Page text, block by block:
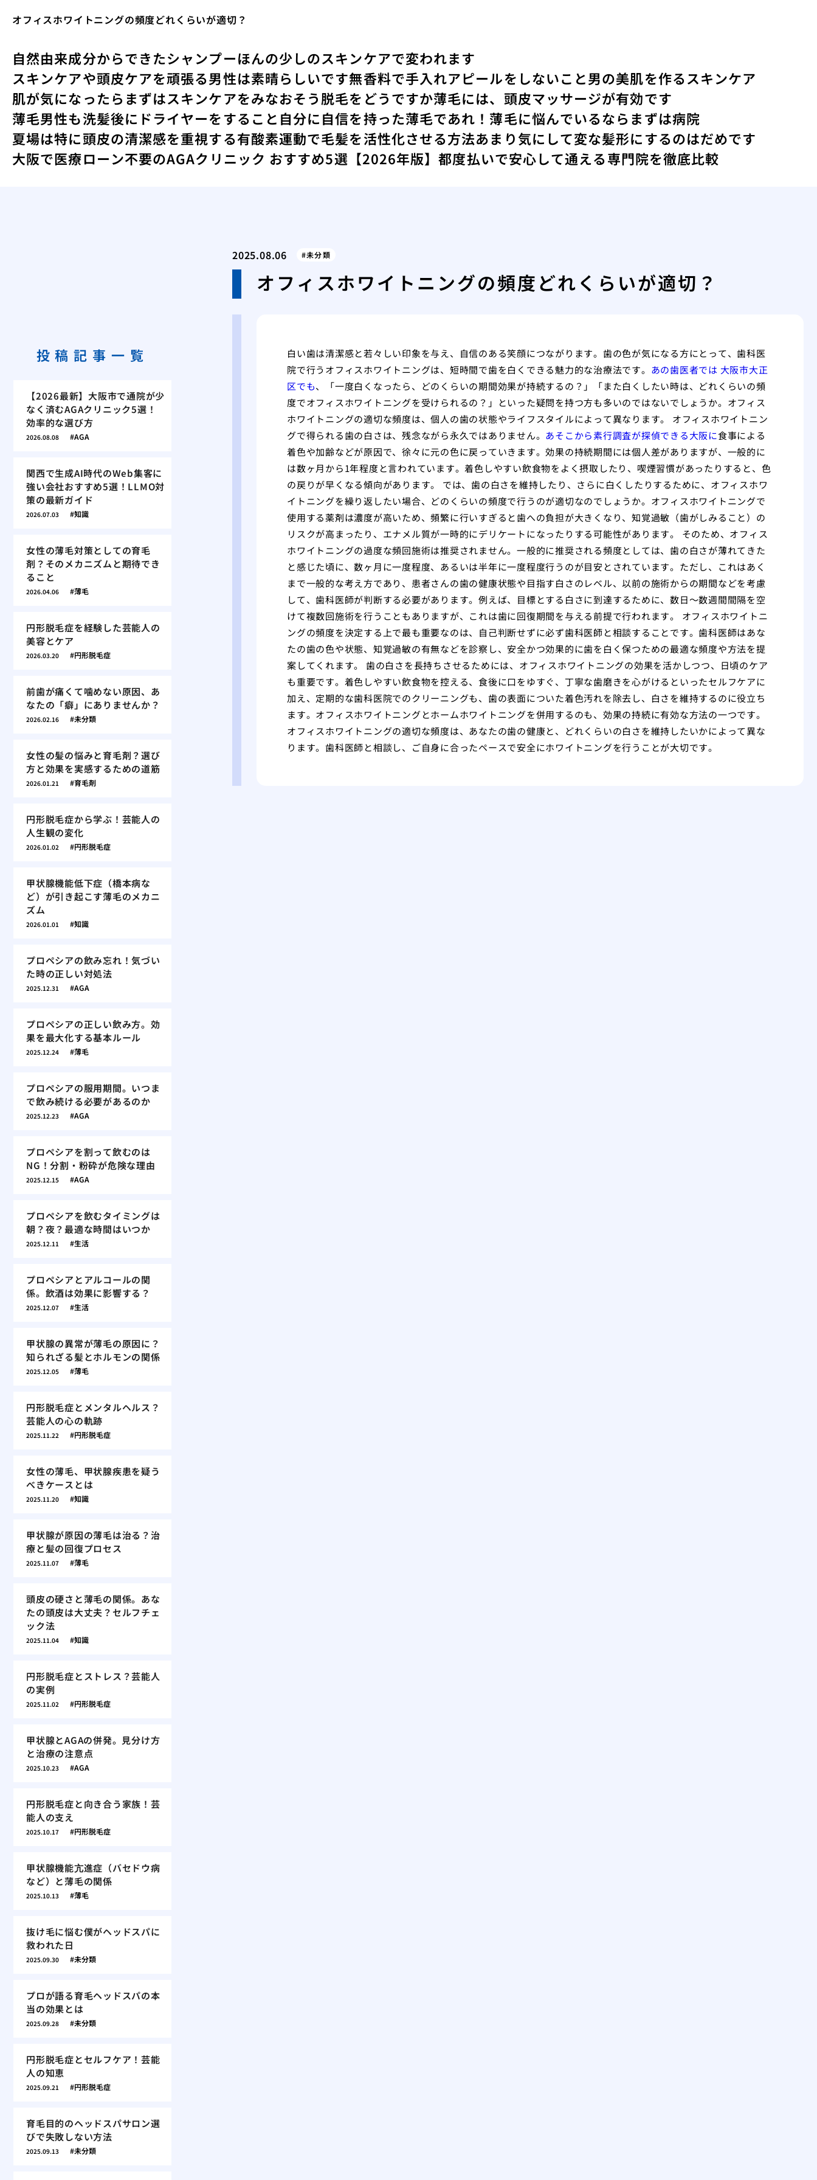
オフィスホワイトニングの頻度どれくらいが適切？
自然由来成分からできたシャンプーほんの少しのスキンケアで変われます
スキンケアや頭皮ケアを頑張る男性は素晴らしいです無香料で手入れアピールをしないこと男の美肌を作るスキンケア
肌が気になったらまずはスキンケアをみなおそう脱毛をどうですか薄毛には、頭皮マッサージが有効です
薄毛男性も洗髪後にドライヤーをすること 自分に自信を持った薄毛であれ！ 薄毛に悩んでいるならまずは病院
夏場は特に頭皮の清潔感を重視する有酸素運動で毛髪を活性化させる方法あまり気にして変な髪形にするのはだめです
大阪で医療ローン不要のAGAクリニック おすすめ5選【2026年版】都度払いで安心して通える専門院を徹底比較
2025.08.06 未分類
オフィスホワイトニングの頻度どれくらいが適切？
白い歯は清潔感と若々しい印象を与え、自信のある笑顔につながります。歯の色が気になる方にとって、歯科医
院で行うオフィスホワイトニングは、短時間で歯を白くできる魅力的な治療法です。 あの歯医者では 大阪市大正
区でも、「一度白くなったら、どのくらいの期間効果が持続するの？」「また白くしたい時は、どれくらいの頻
度でオフィスホワイトニングを受けられるの？」といった疑問を持つ方も多いのではないでしょうか。オフィス
ホワイトニングの適切な頻度は、個人の歯の状態やライフスタイルによって異なります。 オフィスホワイトニン
グで得られる歯の白さは、残念ながら永久ではありません。 あそこから素行調査が探偵できる大阪に食事による
着色や加齢などが原因で、徐々に元の色に戻っていきます。効果の持続期間には個人差がありますが、一般的に
は数ヶ月から1年程度と言われています。着色しやすい飲食物をよく摂取したり、喫煙習慣があったりすると、色
の戻りが早くなる傾向があります。 では、歯の白さを維持したり、さらに白くしたりするために、オフィスホワ
イトニングを繰り返したい場合、どのくらいの頻度で行うのが適切なのでしょうか。オフィスホワイトニングで
使用する薬剤は濃度が高いため、頻繁に行いすぎると歯への負担が大きくなり、知覚過敏（歯がしみること）の
リスクが高まったり、エナメル質が一時的にデリケートになったりする可能性があります。 そのため、オフィス
ホワイトニングの過度な頻回施術は推奨されません。一般的に推奨される頻度としては、歯の白さが薄れてきた
と感じた頃に、数ヶ月に一度程度、あるいは半年に一度程度行うのが目安とされています。ただし、これはあく
まで一般的な考え方であり、患者さんの歯の健康状態や目指す白さのレベル、以前の施術からの期間などを考慮
して、歯科医師が判断する必要があります。例えば、目標とする白さに到達するために、数日〜数週間間隔を空
けて複数回施術を行うこともありますが、これは歯に回復期間を与える前提で行われます。 オフィスホワイトニ
ングの頻度を決定する上で最も重要なのは、自己判断せずに必ず歯科医師と相談することです。歯科医師はあな
たの歯の色や状態、知覚過敏の有無などを診察し、安全かつ効果的に歯を白く保つための最適な頻度や方法を提
案してくれます。 歯の白さを長持ちさせるためには、オフィスホワイトニングの効果を活かしつつ、日頃のケア
も重要です。着色しやすい飲食物を控える、食後に口をゆすぐ、丁寧な歯磨きを心がけるといったセルフケアに
加え、定期的な歯科医院でのクリーニングも、歯の表面についた着色汚れを除去し、白さを維持するのに役立ち
ます。オフィスホワイトニングとホームホワイトニングを併用するのも、効果の持続に有効な方法の一つです。
オフィスホワイトニングの適切な頻度は、あなたの歯の健康と、どれくらいの白さを維持したいかによって異な
ります。歯科医師と相談し、ご自身に合ったペースで安全にホワイトニングを行うことが大切です。
投稿記事一覧
【2026最新】大阪市で通院が少
なく済むAGAクリニック5選！
効率的な選び方
2026.08.08 AGA
関西で生成AI時代のWeb集客に
強い会社おすすめ5選！LLMO対
策の最新ガイド
2026.07.03 知識
女性の薄毛対策としての育毛
剤？そのメカニズムと期待でき
ること
2026.04.06 薄毛
円形脱毛症を経験した芸能人の
美容とケア
2026.03.20 円形脱毛症
前歯が痛くて噛めない原因、あ
なたの「癖」にありませんか？
2026.02.16 未分類
女性の髪の悩みと育毛剤？選び
方と効果を実感するための道筋
2026.01.21 育毛剤
円形脱毛症から学ぶ！芸能人の
人生観の変化
2026.01.02 円形脱毛症
甲状腺機能低下症（橋本病な
ど）が引き起こす薄毛のメカニ
ズム
2026.01.01 知識
プロペシアの飲み忘れ！気づい
た時の正しい対処法
2025.12.31 AGA
プロペシアの正しい飲み方。効
果を最大化する基本ルール
2025.12.24 薄毛
プロペシアの服用期間。いつま
で飲み続ける必要があるのか
2025.12.23 AGA
プロペシアを割って飲むのは
NG！分割・粉砕が危険な理由
2025.12.15 AGA
プロペシアを飲むタイミングは
朝？夜？最適な時間はいつか
2025.12.11 生活
プロペシアとアルコールの関
係。飲酒は効果に影響する？
2025.12.07 生活
甲状腺の異常が薄毛の原因に？
知られざる髪とホルモンの関係
2025.12.05 薄毛
円形脱毛症とメンタルヘルス？
芸能人の心の軌跡
2025.11.22 円形脱毛症
女性の薄毛、甲状腺疾患を疑う
べきケースとは
2025.11.20 知識
甲状腺が原因の薄毛は治る？治
療と髪の回復プロセス
2025.11.07 薄毛
頭皮の硬さと薄毛の関係。あな
たの頭皮は大丈夫？セルフチェ
ック法
2025.11.04 知識
円形脱毛症とストレス？芸能人
の実例
2025.11.02 円形脱毛症
甲状腺とAGAの併発。見分け方
と治療の注意点
2025.10.23 AGA
円形脱毛症と向き合う家族！芸
能人の支え
2025.10.17 円形脱毛症
甲状腺機能亢進症（バセドウ病
など）と薄毛の関係
2025.10.13 薄毛
抜け毛に悩む僕がヘッドスパに
救われた日
2025.09.30 未分類
プロが語る育毛ヘッドスパの本
当の効果とは
2025.09.28 未分類
円形脱毛症とセルフケア！芸能
人の知恵
2025.09.21 円形脱毛症
育毛目的のヘッドスパサロン選
びで失敗しない方法
2025.09.13 未分類